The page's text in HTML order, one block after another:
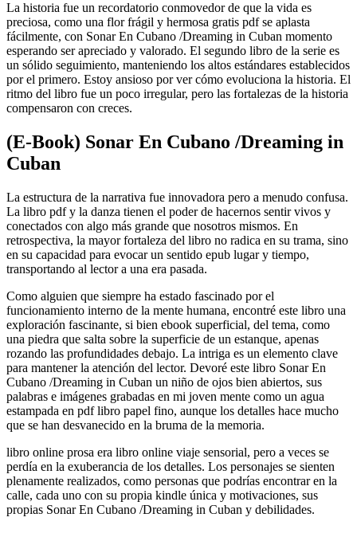
La historia fue un recordatorio conmovedor de que la vida es
preciosa, como una flor frágil y hermosa gratis pdf se aplasta
fácilmente, con Sonar En Cubano /Dreaming in Cuban momento
esperando ser apreciado y valorado. El segundo libro de la serie es
un sólido seguimiento, manteniendo los altos estándares establecidos
por el primero. Estoy ansioso por ver cómo evoluciona la historia. El
ritmo del libro fue un poco irregular, pero las fortalezas de la historia
compensaron con creces.
(E-Book) Sonar En Cubano /Dreaming in
Cuban
La estructura de la narrativa fue innovadora pero a menudo confusa.
La libro pdf y la danza tienen el poder de hacernos sentir vivos y
conectados con algo más grande que nosotros mismos. En
retrospectiva, la mayor fortaleza del libro no radica en su trama, sino
en su capacidad para evocar un sentido epub lugar y tiempo,
transportando al lector a una era pasada.
Como alguien que siempre ha estado fascinado por el
funcionamiento interno de la mente humana, encontré este libro una
exploración fascinante, si bien ebook superficial, del tema, como
una piedra que salta sobre la superficie de un estanque, apenas
rozando las profundidades debajo. La intriga es un elemento clave
para mantener la atención del lector. Devoré este libro Sonar En
Cubano /Dreaming in Cuban un niño de ojos bien abiertos, sus
palabras e imágenes grabadas en mi joven mente como un agua
estampada en pdf libro papel fino, aunque los detalles hace mucho
que se han desvanecido en la bruma de la memoria.
libro online​ prosa era libro online​ viaje sensorial, pero a veces se
perdía en la exuberancia de los detalles. Los personajes se sienten
plenamente realizados, como personas que podrías encontrar en la
calle, cada uno con su propia kindle única y motivaciones, sus
propias Sonar En Cubano /Dreaming in Cuban y debilidades.